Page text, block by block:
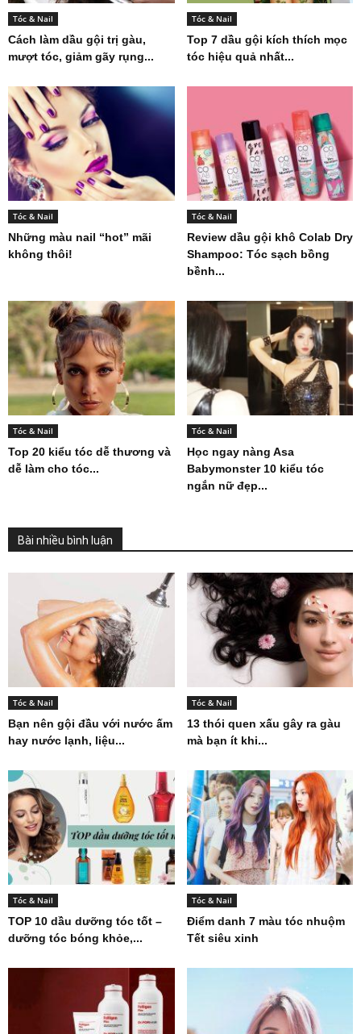
Tóc & Nail
Cách làm dầu gội trị gàu,
mượt tóc, giảm gãy rụng...
Tóc & Nail
Top 7 dầu gội kích thích mọc
tóc hiệu quả nhất...
Tóc & Nail
Những màu nail “hot” mãi
không thôi!
Tóc & Nail
Review dầu gội khô Colab Dry
Shampoo: Tóc sạch bồng
bềnh...
Tóc & Nail
Top 20 kiểu tóc dễ thương và
dễ làm cho tóc...
Tóc & Nail
Học ngay nàng Asa
Babymonster 10 kiểu tóc
ngắn nữ đẹp...
Bài nhiều bình luận
Tóc & Nail
Bạn nên gội đầu với nước ấm
hay nước lạnh, liệu...
Tóc & Nail
13 thói quen xấu gây ra gàu
mà bạn ít khi...
Tóc & Nail
TOP 10 dầu dưỡng tóc tốt –
dưỡng tóc bóng khỏe,...
Tóc & Nail
Điểm danh 7 màu tóc nhuộm
Tết siêu xinh